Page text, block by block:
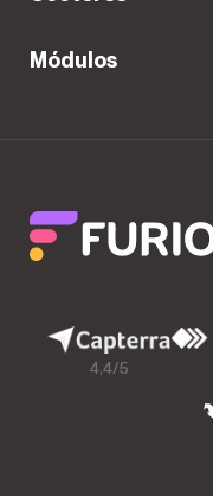
Módulos
4,4/5